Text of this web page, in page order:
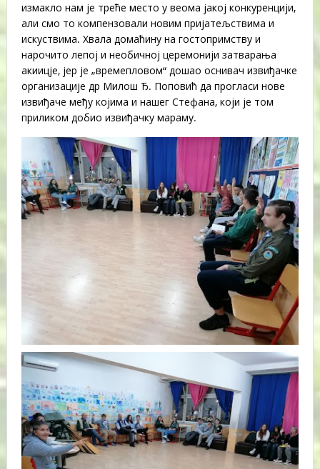
измакло нам је треће место у веома јакој конкуренцији,
али смо то компензовали новим пријатељствима и
искуствима. Хвала домаћину на гостопримству и
нарочито лепој и необичној церемонији затварања
акиицје, јер је „времепловом“ дошао оснивач извиђачке
организације др Милош Ђ. Поповић да прогласи нове
извиђаче међу којима и нашег Стефана, који је том
приликом добио извиђачку мараму.